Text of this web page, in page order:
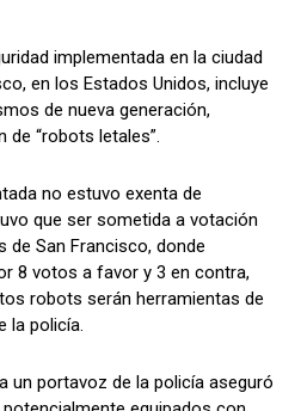
implementada en la ciudad
en los Estados Unidos, incluye
de nueva generación,
“robots letales”.
no estuvo exenta de
que ser sometida a votación
de San Francisco, donde
8 votos a favor y 3 en contra,
robots serán herramientas de
la policía.
un portavoz de la policía aseguró